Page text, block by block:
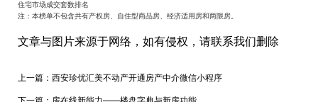
住宅市场成交套数排名
注：本榜单不包含共有产权房、自住型商品房、经济适用房和两限房。
文章与图片来源于网络，如有侵权，请联系我们删除
上一篇： 西安珍优汇美不动产开通房产中介微信小程序